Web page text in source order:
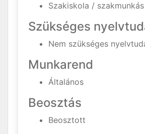
Szakiskola /
Szükséges
Nem szükséges
Munkarend
Általános
Beosztás
Beosztott